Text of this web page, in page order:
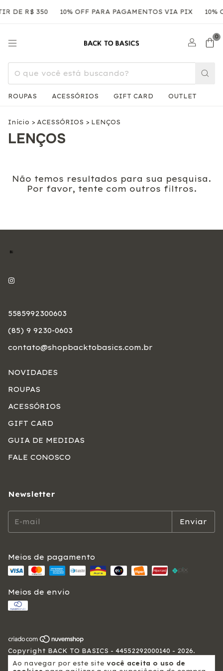
DE R$ 350 10% OFF PARA PAGAMENTOS VIA PIX 10%
0
ROUPAS ACESSÓRIOS GIFT CARD OUTLET
Ao navegar por este site você aceita o uso de
Início > ACESSÓRIOS > LENÇOS
LENÇOS
Não temos resultados para sua pesquisa.
Por favor, tente com outros filtros.
5585992300603
(85) 9 9230-0603
contato@shopbacktobasics.com.br
NOVIDADES
ROUPAS
ACESSÓRIOS
GIFT CARD
GUIA DE MEDIDAS
FALE CONOSCO
Newsletter
Meios de pagamento
Meios de envio
Copyright BACK TO BASICS - 44552292000140 - 2026.